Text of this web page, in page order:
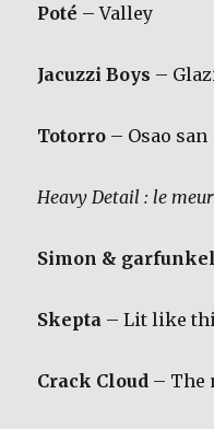
Poté – Valley
Jacuzzi Boys –
Totorro – Osao san
Heavy Detail : le
Simon & garfunkel
Skepta – Lit like
Crack Cloud – The